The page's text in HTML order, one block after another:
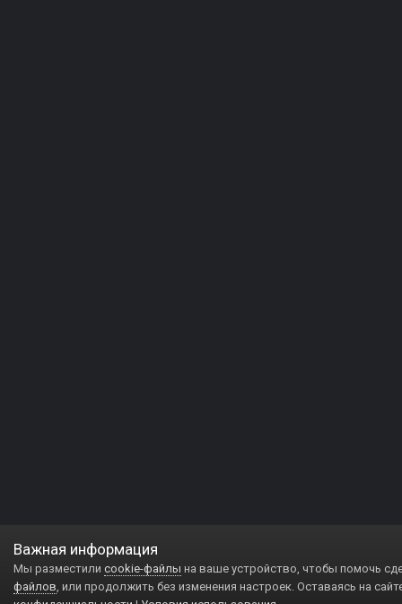
Важная информация
Мы разместили cookie-файлы на ваше устройство, чтобы помочь
файлов, или продолжить без изменения настроек. Оставаясь на